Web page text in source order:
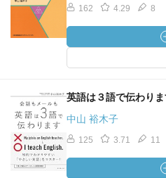
162 4.29 8
英語は３語で伝わり
中山 裕木子
125 3.71 11